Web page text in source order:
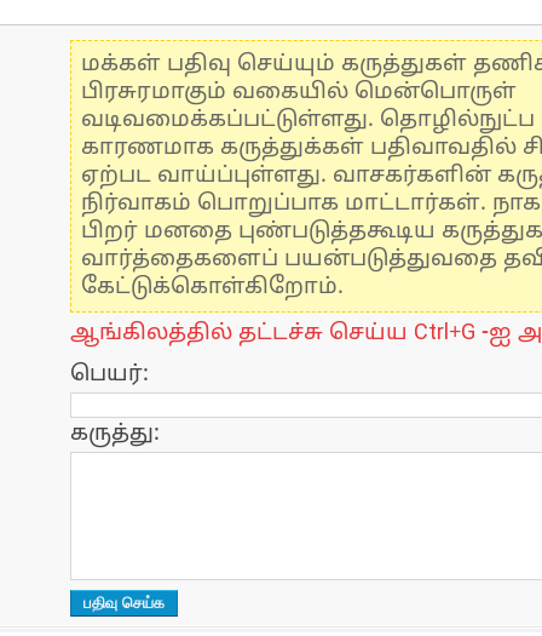
மக்கள் பதிவு செய்யும் கருத்துகள்
பிரசுரமாகும் வகையில் மென்பொருள்
வடிவமைக்கப்பட்டுள்ளது.
காரணமாக கருத்துக்கள் பதிவாவதில்
ஏற்பட வாய்ப்புள்ளது. வாசகர்களின்
நிர்வாகம் பொறுப்பாக மாட்டார்கள்.
பிறர் மனதை புண்படுத்தகூடிய
வார்த்தைகளைப் பயன்படுத்துவதை
கேட்டுக்கொள்கிறோம்.
ஆங்கிலத்தில் தட்டச்சு செய்ய Ctrl+G -ஐ
பெயர்:
கருத்து: